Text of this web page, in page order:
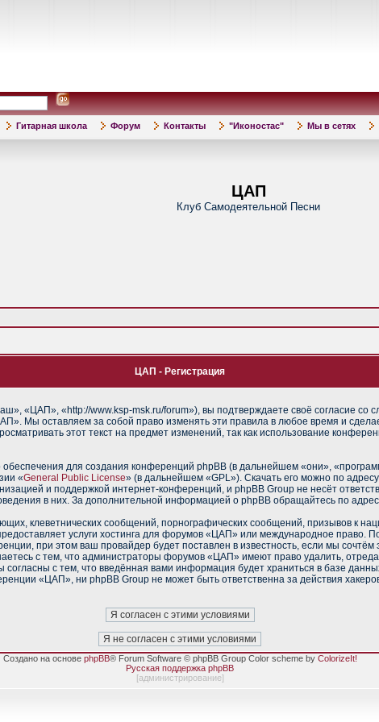
Гитарная школа Форум Контакты "Иконостас" Мы в сетях
ЦАП
Клуб Самодеятельной Песни
ЦАП - Регистрация
«ЦАП», «http://www.ksp-msk.ru/forum»), вы подтверждаете своё согласие со
Мы оставляем за собой право изменять эти правила в любое время и
этот текст на предмет изменений, так как использование
для создания конференций phpBB (в дальнейшем «они»,
«General Public License» (в дальнейшем «GPL»). Скачать его можно по адресу
и поддержкой интернет-конференций, и phpBB Group не несёт
в них. За дополнительной информацией о phpBB обращайтесь по
клеветнических сообщений, порнографических сообщений, призывов к
услуги хостинга для форумов «ЦАП» или международное право.
при этом ваш провайдер будет поставлен в известность, если мы
с тем, что администраторы форумов «ЦАП» имеют право удалить,
с тем, что введённая вами информация будет храниться в базе
«ЦАП», ни phpBB Group не может быть ответственна за действия
Создано на основе phpBB® Forum Software © phpBB Group Color scheme by ColorizeIt!
Русская поддержка phpBB
[администрирование]